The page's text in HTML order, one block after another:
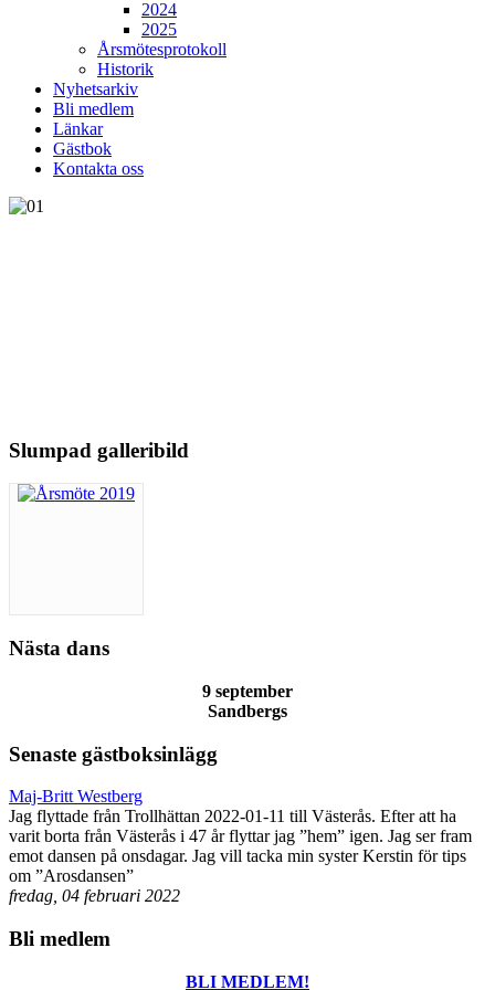
2024
2025
Årsmötesprotokoll
Historik
Nyhetsarkiv
Bli medlem
Länkar
Gästbok
Kontakta oss
Slumpad galleribild
Nästa dans
9 september
Sandbergs
Senaste gästboksinlägg
Maj-Britt Westberg
Jag flyttade från Trollhättan 2022-01-11 till Västerås. Efter att ha
varit borta från Västerås i 47 år flyttar jag ”hem” igen. Jag ser fram
emot dansen på onsdagar. Jag vill tacka min syster Kerstin för tips
om ”Arosdansen”
fredag, 04 februari 2022
Bli medlem
BLI MEDLEM!